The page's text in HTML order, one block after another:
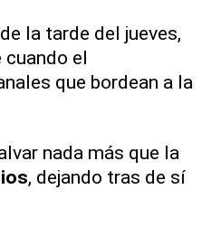
la tarde del jueves,
el
que bordean a la
nada más que la
, dejando tras de sí